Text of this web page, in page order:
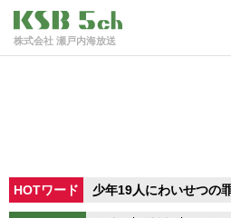
株式会社 瀬戸内海放送
HOTワード 少年19人にわいせつの